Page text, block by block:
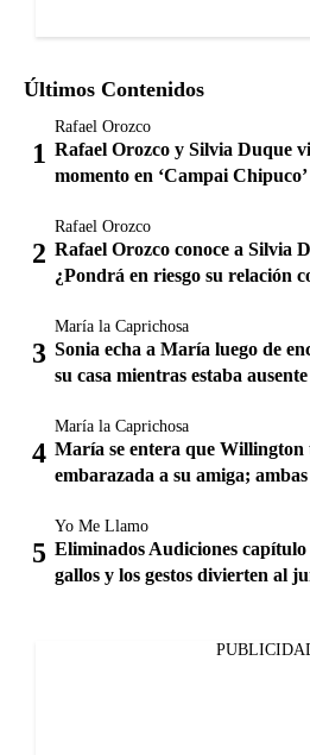
Últimos Contenidos
Rafael Orozco
Rafael Orozco y Silvia Duque
momento en ‘Campai Chipuco’
Rafael Orozco
Rafael Orozco conoce a Silvia
¿Pondrá en riesgo su relación
María la Caprichosa
Sonia echa a María luego de
su casa mientras estaba ausente
María la Caprichosa
María se entera que Willington
embarazada a su amiga;
Yo Me Llamo
Eliminados Audiciones
gallos y los gestos divierten al